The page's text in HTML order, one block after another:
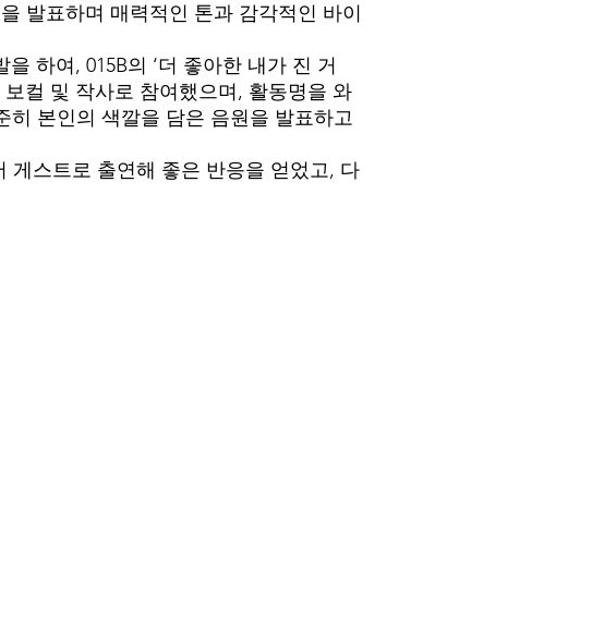
을 발표하며 매력적인 톤과 감각적인 바이
하여, 015B의 ‘더 좋아한 내가 진 거
보컬 및 작사로 참여했으며, 활동명을 와
히 본인의 색깔을 담은 음원을 발표하고
게스트로 출연해 좋은 반응을 얻었고, 다